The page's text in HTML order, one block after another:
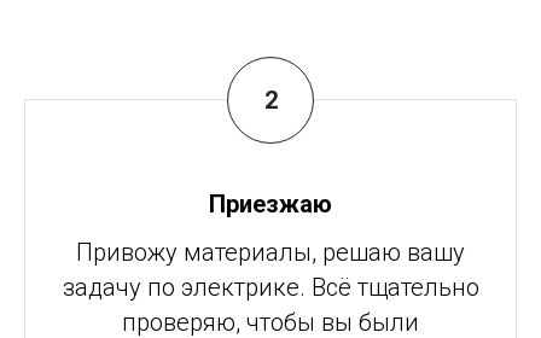
Приезжаю
Привожу материалы, решаю вашу
задачу по электрике. Всё тщательно
проверяю, чтобы вы были